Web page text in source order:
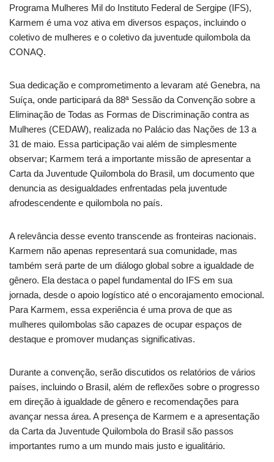
Programa Mulheres Mil do Instituto Federal de Sergipe (IFS),
Karmem é uma voz ativa em diversos espaços, incluindo o
coletivo de mulheres e o coletivo da juventude quilombola da
CONAQ.
Sua dedicação e comprometimento a levaram até Genebra, na
Suíça, onde participará da 88ª Sessão da Convenção sobre a
Eliminação de Todas as Formas de Discriminação contra as
Mulheres (CEDAW), realizada no Palácio das Nações de 13 a
31 de maio. Essa participação vai além de simplesmente
observar; Karmem terá a importante missão de apresentar a
Carta da Juventude Quilombola do Brasil, um documento que
denuncia as desigualdades enfrentadas pela juventude
afrodescendente e quilombola no país.
A relevância desse evento transcende as fronteiras nacionais.
Karmem não apenas representará sua comunidade, mas
também será parte de um diálogo global sobre a igualdade de
gênero. Ela destaca o papel fundamental do IFS em sua
jornada, desde o apoio logístico até o encorajamento emocional.
Para Karmem, essa experiência é uma prova de que as
mulheres quilombolas são capazes de ocupar espaços de
destaque e promover mudanças significativas.
Durante a convenção, serão discutidos os relatórios de vários
países, incluindo o Brasil, além de reflexões sobre o progresso
em direção à igualdade de gênero e recomendações para
avançar nessa área. A presença de Karmem e a apresentação
da Carta da Juventude Quilombola do Brasil são passos
importantes rumo a um mundo mais justo e igualitário.